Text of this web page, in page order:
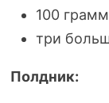
100
три
Полдник: